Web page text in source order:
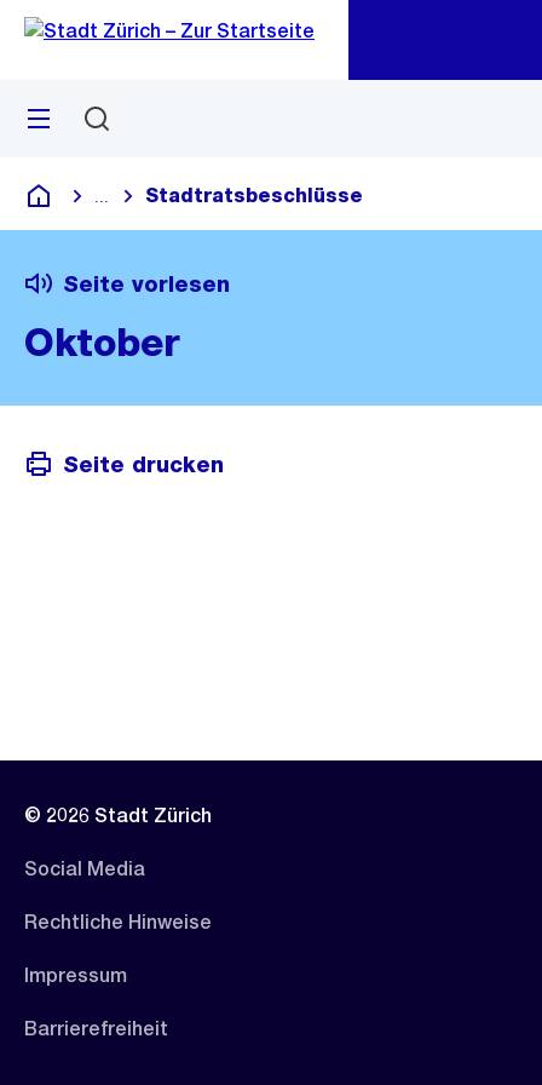
Navigation
Sprunglink
Menü
Deutsch
Blende alle Breadcrumbs ein
Stadtratsbeschlüsse
Seite vorlesen
Oktober
Seite drucken
© 2026 Stadt Zürich
Social Media
Rechtliche Hinweise
Impressum
Barrierefreiheit